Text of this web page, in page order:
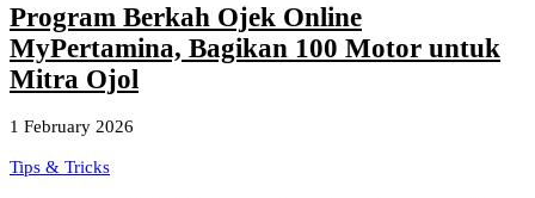
Program Berkah Ojek Online
MyPertamina, Bagikan 100 Motor untuk
Mitra Ojol
1 February 2026
Tips & Tricks